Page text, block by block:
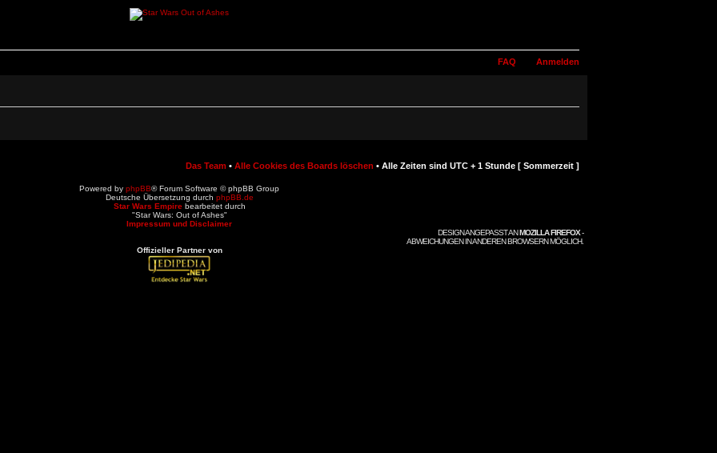
FAQ Anmelden
Das Team • Alle Cookies des Boards löschen • Alle Zeiten sind UTC + 1 Stunde [ Sommerzeit ]
Powered by phpBB® Forum Software © phpBB Group
Deutsche Übersetzung durch phpBB.de
Star Wars Empirebearbeitet durch
"Star Wars: Out of Ashes"
Impressum und Disclaimer
DESIGN ANGEPASST ANMOZILLA FIREFOX-
ABWEICHUNGEN IN ANDEREN BROWSERN MÖGLICH.
Offizieller Partner von